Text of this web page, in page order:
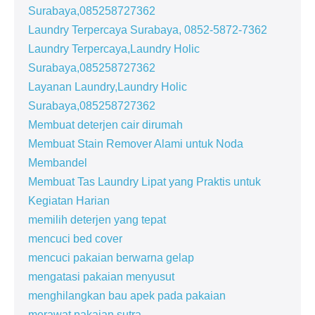
Surabaya,085258727362
Laundry Terpercaya Surabaya, 0852-5872-7362
Laundry Terpercaya,Laundry Holic
Surabaya,085258727362
Layanan Laundry,Laundry Holic
Surabaya,085258727362
Membuat deterjen cair dirumah
Membuat Stain Remover Alami untuk Noda
Membandel
Membuat Tas Laundry Lipat yang Praktis untuk
Kegiatan Harian
memilih deterjen yang tepat
mencuci bed cover
mencuci pakaian berwarna gelap
mengatasi pakaian menyusut
menghilangkan bau apek pada pakaian